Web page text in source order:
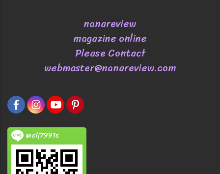
nanareview
magazine online
Please Contact
webmaster@nanareview.com
@clj7991s